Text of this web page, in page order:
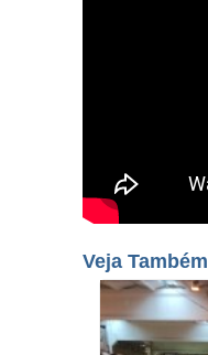
Veja Também